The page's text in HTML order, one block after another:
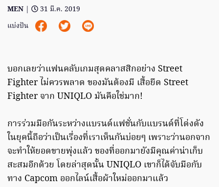
MEN |
31 มี.ค. 2019
แบ่งปัน
บอกเลยว่าแฟนคลับเกมสุดคลาสสิกอย่าง Street
Fighter ไม่ควรพลาด ของมันต้องมี เสื้อยืด Street
Fighter จาก UNIQLO มันคือใช่มาก!
การร่วมมือกันระหว่างแบรนด์แฟชั่นกับแบรนด์ที่โด่งดัง
ในยุคนี้ถือว่าเป็นเรื่องที่เราเห็นกันบ่อยๆ เพราะว่านอกจาก
จะทำให้ยอดขายพุ่งแล้ว ของที่ออกมายังมีคุณค่าน่าเก็บ
สะสมอีกด้วย โดยล่าสุดนั้น UNIQLO เขาก็ได้จับมือกับ
ทาง Capcom ออกไลน์เสื้อผ้าใหม่ออกมาแล้ว